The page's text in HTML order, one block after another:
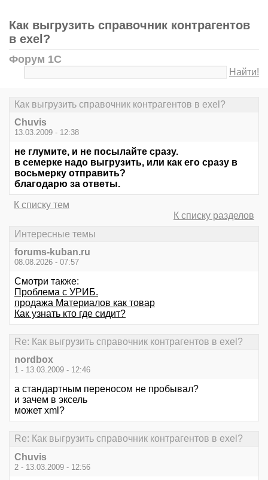
Как выгрузить справочник контрагентов
в exel?
Форум 1С
Найти!
Как выгрузить справочник контрагентов в exel?
Chuvis
13.03.2009 - 12:38
не глумите, и не посылайте сразу.
в семерке надо выгрузить, или как его сразу в
восьмерку отправить?
благодарю за ответы.
К списку тем
К списку разделов
Интересные темы
forums-kuban.ru
08.08.2026 - 07:57
Смотри также:
Проблема с УРИБ.
продажа Материалов как товар
Как узнать кто где сидит?
Re: Как выгрузить справочник контрагентов в exel?
nordbox
1 - 13.03.2009 - 12:46
а стандартным переносом не пробывал?
и зачем в эксель
может xml?
Re: Как выгрузить справочник контрагентов в exel?
Chuvis
2 - 13.03.2009 - 12:56